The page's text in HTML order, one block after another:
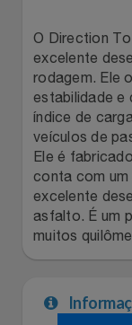
Mercado
Móveis
Notebooks E
Óculos
Páscoa
Mormaii
Multi
Natura
Netshoes
Oster
Ponto Frio
Sams Club
Topstore
O Direction
excelente
rodagem. Ele
estabilidade e
índice de
veículos de
Ele é
conta com um
excelente
asfalto. É um
muitos